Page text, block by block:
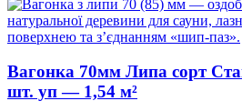
Вагонка 70мм Липа сорт
шт. уп — 1,54 м²